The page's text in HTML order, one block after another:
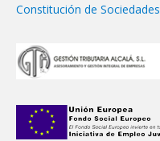
Constitución de Sociedades